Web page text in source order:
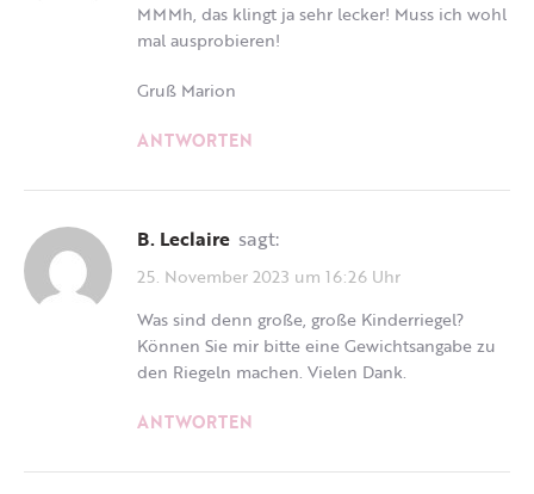
MMMh, das klingt ja sehr lecker! Muss ich wohl
mal ausprobieren!
Gruß Marion
ANTWORTEN
B. Leclaire sagt:
25. November 2023 um 16:26 Uhr
Was sind denn große, große Kinderriegel?
Können Sie mir bitte eine Gewichtsangabe zu
den Riegeln machen. Vielen Dank.
ANTWORTEN